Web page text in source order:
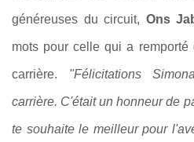
généreuses du circuit, Ons
mots pour celle qui a remporté
carrière. "Félicitations
carrière. C'était un honneur de
te souhaite le meilleur pour